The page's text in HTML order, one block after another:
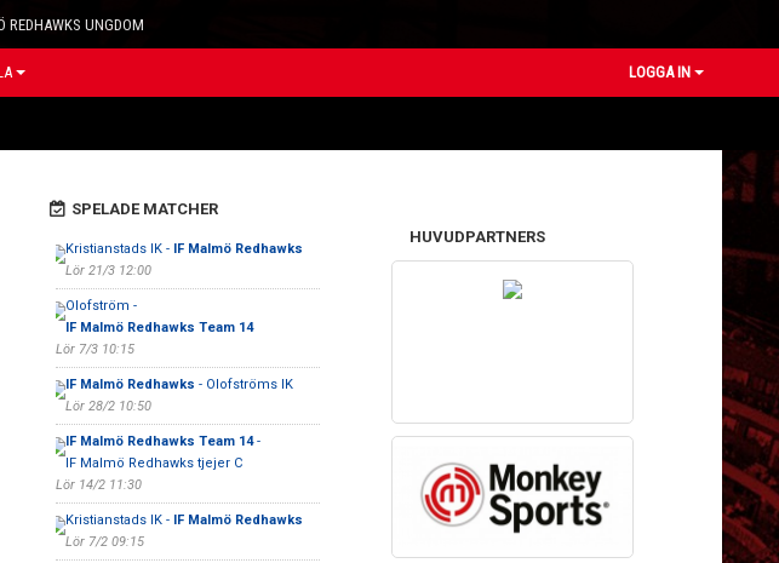
UNGDOM
LOGGA IN
SPELADE MATCHER
Kristianstads IK - IF Malmö Redhawks
Lör 21/3 12:00
Olofström -
IF Malmö Redhawks Team 14
Lör 7/3 10:15
IF Malmö Redhawks - Olofströms IK
Lör 28/2 10:50
IF Malmö Redhawks Team 14-
IF Malmö Redhawks tjejer C
Lör 14/2 11:30
Kristianstads IK - IF Malmö Redhawks
Lör 7/2 09:15
HUVUDPARTNERS